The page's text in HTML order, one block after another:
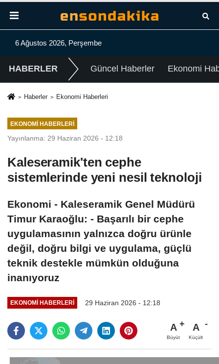
6 Ağustos 2026, Perşembe
HABERLER Güncel Haberler Ekonomi
Haberler Ekonomi Haberleri
EKONOMI HABERLERI
Yayınlanma: 29 Haziran 2026 - 12:18
Kaleseramik'ten cephe
sistemlerinde yeni nesil teknoloji
Ekonomi - Kaleseramik Genel Müdürü
Timur Karaoğlu: - Başarılı bir cephe
uygulamasının yalnızca doğru ürünle
değil, doğru bilgi ve uygulama, güçlü
teknik destekle mümkün olduğuna
inanıyoruz
EKONOMI HABERLERI 29 Haziran 2026 - 12:18
A
Büyüt
A
Küçült